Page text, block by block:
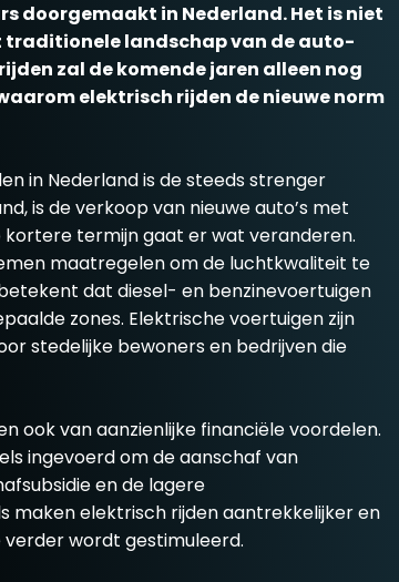
doorgemaakt in Nederland. Het is niet
traditionele landschap van de auto-
zal de komende jaren alleen nog
elektrisch rijden de nieuwe norm
in Nederland is de steeds strenger
is de verkoop van nieuwe auto’s met
kortere termijn gaat er wat veranderen.
maatregelen om de luchtkwaliteit te
dat diesel- en benzinevoertuigen
zones. Elektrische voertuigen zijn
stedelijke bewoners en bedrijven die
ook van aanzienlijke financiële voordelen.
ingevoerd om de aanschaf van
en de lagere
maken elektrisch rijden aantrekkelijker en
wordt gestimuleerd.